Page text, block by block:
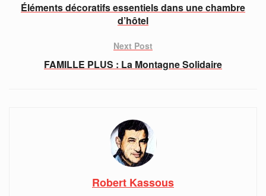
Éléments décoratifs essentiels dans une chambre
d’hôtel
Next Post
FAMILLE PLUS : La Montagne Solidaire
Robert Kassous